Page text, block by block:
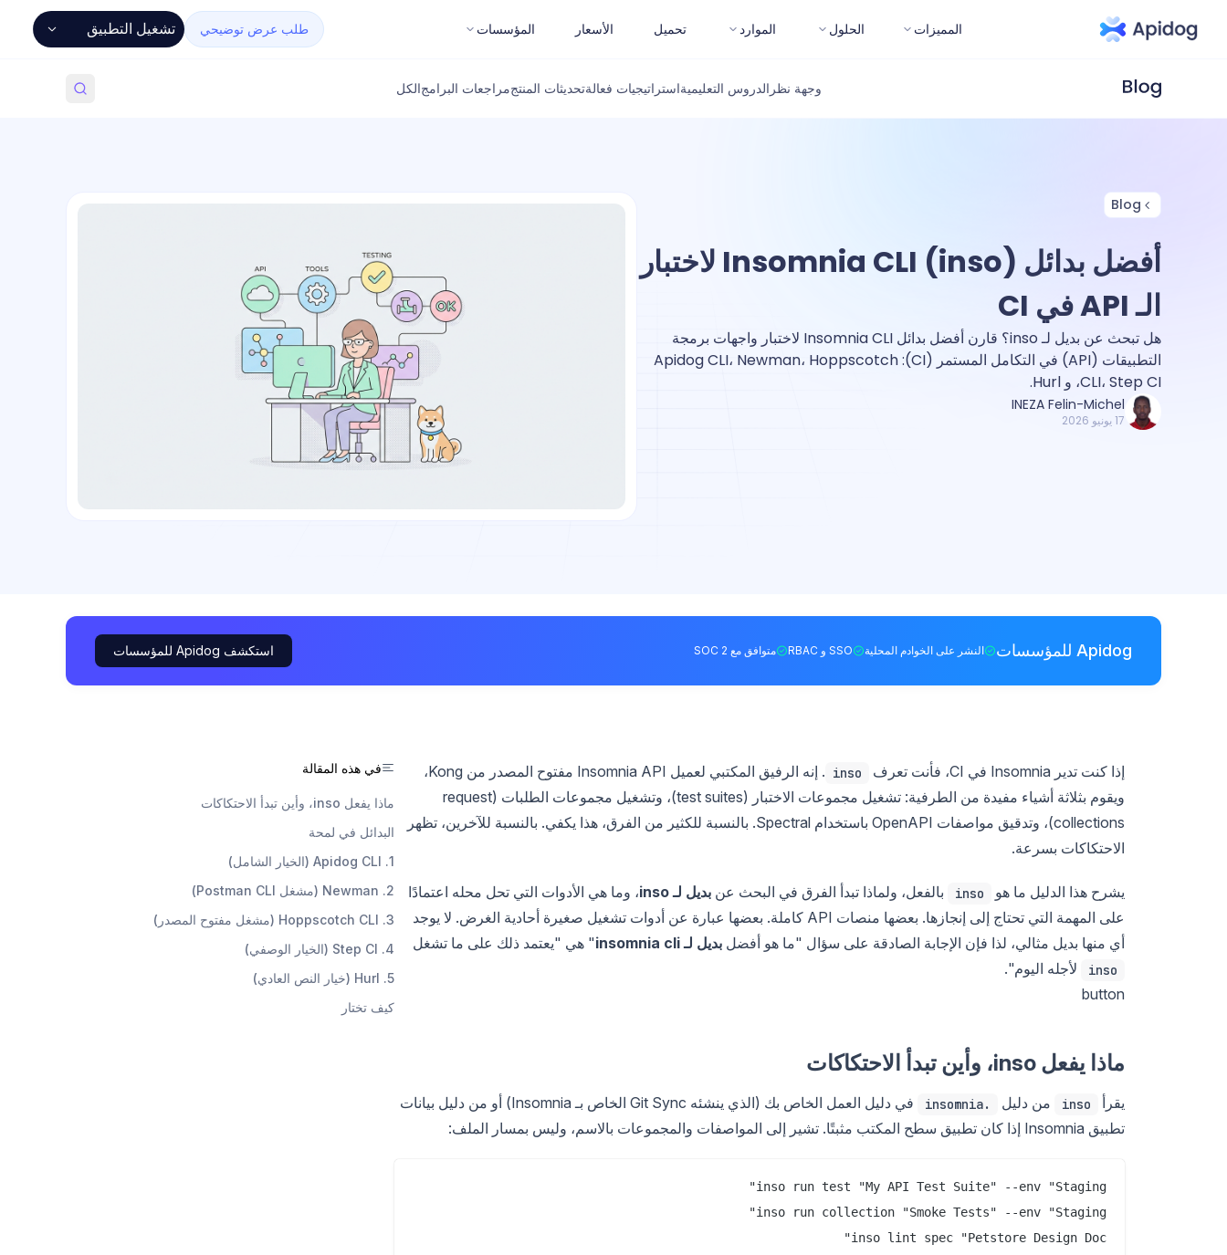
المميزات الحلول الموارد تحميل الأسعار المؤسسات طلب عرض توضيحي تشغيل التطبيق
وجهة نظر الدروس التعليميةاستراتيجيات فعالةتحديثات المنتجمراجعات البرامجالكل
Blog
أفضل بدائل Insomnia CLI (inso) لاختبار
الـ API في CI
هل تبحث عن بديل لـ inso؟ قارن أفضل بدائل Insomnia CLI لاختبار واجهات برمجة
التطبيقات (API) في التكامل المستمر (CI): Apidog CLI، Newman، Hoppscotch
CLI، Step CI، و Hurl.
INEZA Felin-Michel
17 يونيو 2026
Apidog للمؤسسات النشر على الخوادم المحلية SSO و RBAC متوافق مع SOC 2 استكشف Apidog للمؤسسات
إذا كنت تدير Insomnia في CI، فأنت تعرف inso
. إنه الرفيق المكتبي لعميل Insomnia API مفتوح المصدر من Kong،
ويقوم بثلاثة أشياء مفيدة من الطرفية: تشغيل مجموعات الاختبار (test suites)، وتشغيل مجموعات الطلبات (request
collections)، وتدقيق مواصفات OpenAPI باستخدام Spectral. بالنسبة للكثير من الفرق، هذا يكفي. بالنسبة للآخرين، تظهر
الاحتكاكات بسرعة.
يشرح هذا الدليل ما هو inso بالفعل، ولماذا تبدأ الفرق في البحث عن بديل لـ inso
، وما هي الأدوات التي تحل محله اعتمادًا
على المهمة التي تحتاج إلى إنجازها. بعضها منصات API كاملة. بعضها عبارة عن أدوات تشغيل صغيرة أحادية الغرض. لا يوجد
أي منها بديل مثالي، لذا فإن الإجابة الصادقة على سؤال "ما هو أفضل بديل لـ insomnia cli " هي "يعتمد ذلك على ما تشغل
inso
لأجله اليوم".
button
ماذا يفعل inso، وأين تبدأ الاحتكاكات
يقرأ inso من دليل .insomnia
في دليل العمل الخاص بك (الذي ينشئه Git Sync الخاص بـ Insomnia) أو من دليل بيانات
تطبيق Insomnia إذا كان تطبيق سطح المكتب مثبتًا. تشير إلى المواصفات والمجموعات بالاسم، وليس بمسار الملف:
في هذه المقالة
ماذا يفعل inso، وأين تبدأ الاحتكاكات
البدائل في لمحة
1. Apidog CLI (الخيار الشامل)
2. Newman (مشغل Postman CLI)
3. Hoppscotch CLI (مشغل مفتوح المصدر)
4. Step CI (الخيار الوصفي)
5. Hurl (خيار النص العادي)
كيف تختار